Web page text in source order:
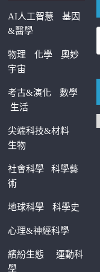
AI人工智慧
基因
&醫學
物理 化學
奧妙
宇宙
考古&演化
數學
生活
尖端科技&材料
生物
社會科學科學藝
術
地球科學 科學史
心理&神經科學
繽紛生態運動科
學